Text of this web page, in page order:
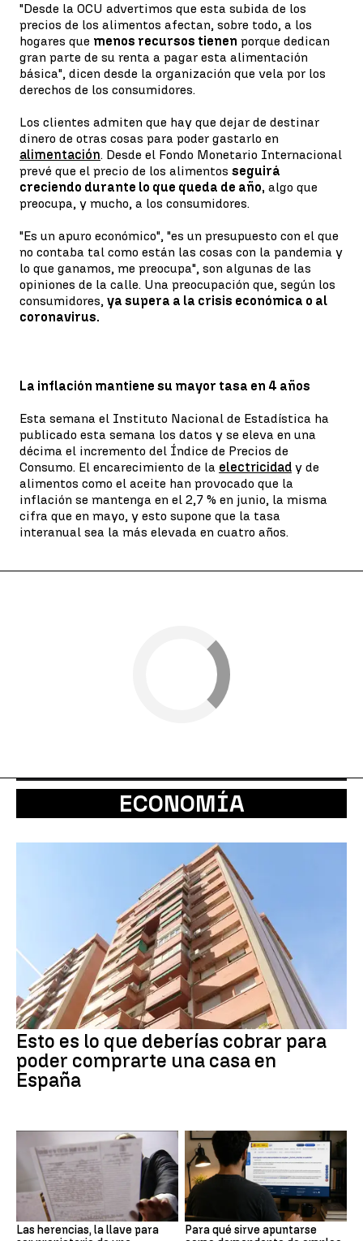
"Desde la OCU advertimos que esta subida de los
precios de los alimentos afectan, sobre todo, a los
hogares que menos recursos tienen porque dedican
gran parte de su renta a pagar esta alimentación
básica", dicen desde la organización que vela por los
derechos de los consumidores.
Los clientes admiten que hay que dejar de destinar
dinero de otras cosas para poder gastarlo en
alimentación. Desde el Fondo Monetario Internacional
prevé que el precio de los alimentos seguirá
creciendo durante lo que queda de año, algo que
preocupa, y mucho, a los consumidores.
"Es un apuro económico", "es un presupuesto con el que
no contaba tal como están las cosas con la pandemia y
lo que ganamos, me preocupa", son algunas de las
opiniones de la calle. Una preocupación que, según los
consumidores, ya supera a la crisis económica o al
coronavirus.
La inflación mantiene su mayor tasa en 4 años
Esta semana el Instituto Nacional de Estadística ha
publicado esta semana los datos y se eleva en una
décima el incremento del Índice de Precios de
Consumo. El encarecimiento de la electricidad y de
alimentos como el aceite han provocado que la
inflación se mantenga en el 2,7 % en junio, la misma
cifra que en mayo, y esto supone que la tasa
interanual sea la más elevada en cuatro años.
ECONOMÍA
Esto es lo que deberías cobrar para
poder comprarte una casa en
España
Las herencias, la llave para
Para qué sirve apuntarse